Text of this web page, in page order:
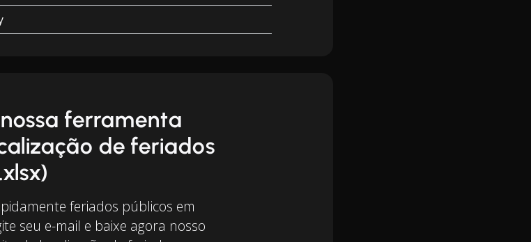
ferramenta
de feriados
feriados públicos em
seu e-mail e baixe agora nosso